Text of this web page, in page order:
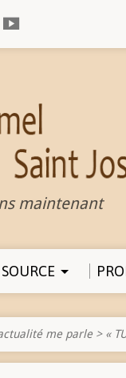
maintenant
SOURCE
me parle> «